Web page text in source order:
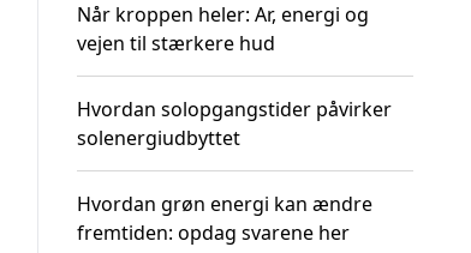
Når kroppen heler: Ar, energi og
vejen til stærkere hud
Hvordan solopgangstider påvirker
solenergiudbyttet
Hvordan grøn energi kan ændre
fremtiden: opdag svarene her